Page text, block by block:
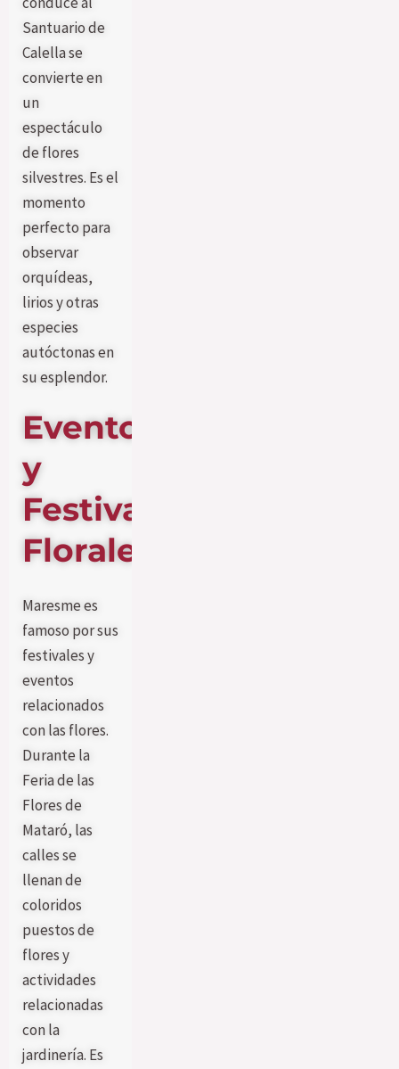
Santuario de
Calella se
convierte en
un
espectáculo
de flores
silvestres. Es el
momento
perfecto para
observar
orquídeas,
lirios y otras
especies
autóctonas en
su esplendor.
Eventos
y
Festivales
Florales
Maresme es
famoso por sus
festivales y
eventos
relacionados
con las flores.
Durante la
Feria de las
Flores de
Mataró, las
calles se
llenan de
coloridos
puestos de
flores y
actividades
relacionadas
con la
jardinería. Es